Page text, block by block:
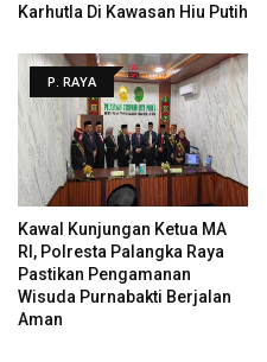
Karhutla Di Kawasan Hiu Putih
P. RAYA
Kawal Kunjungan Ketua MA
RI, Polresta Palangka Raya
Pastikan Pengamanan
Wisuda Purnabakti Berjalan
Aman